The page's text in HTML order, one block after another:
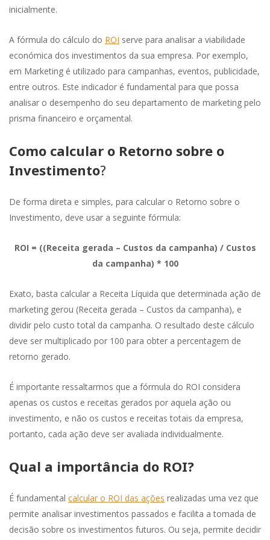
inicialmente.
A fórmula do cálculo do ROI serve para analisar a viabilidade
económica dos investimentos da sua empresa. Por exemplo,
em Marketing é utilizado para campanhas, eventos, publicidade,
entre outros. Este indicador é fundamental para que possa
analisar o desempenho do seu departamento de marketing pelo
prisma financeiro e orçamental.
Como calcular o Retorno sobre o
Investimento?
De forma direta e simples, para calcular o Retorno sobre o
Investimento, deve usar a seguinte fórmula:
ROI = ((Receita gerada – Custos da campanha) / Custos
da campanha) * 100
Exato, basta calcular a Receita Líquida que determinada ação de
marketing gerou (Receita gerada – Custos da campanha), e
dividir pelo custo total da campanha. O resultado deste cálculo
deve ser multiplicado por 100 para obter a percentagem de
retorno gerado.
É importante ressaltarmos que a fórmula do ROI considera
apenas os custos e receitas gerados por aquela ação ou
investimento, e não os custos e receitas totais da empresa,
portanto, cada ação deve ser avaliada individualmente.
Qual a importância do ROI?
É fundamental calcular o ROI das ações realizadas uma vez que
permite analisar investimentos passados e facilita a tomada de
decisão sobre os investimentos futuros. Ou seja, permite decidir